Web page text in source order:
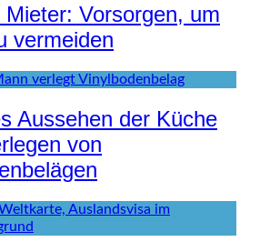
Vorsorgen, um
vermeiden
Aussehen der Küche
von